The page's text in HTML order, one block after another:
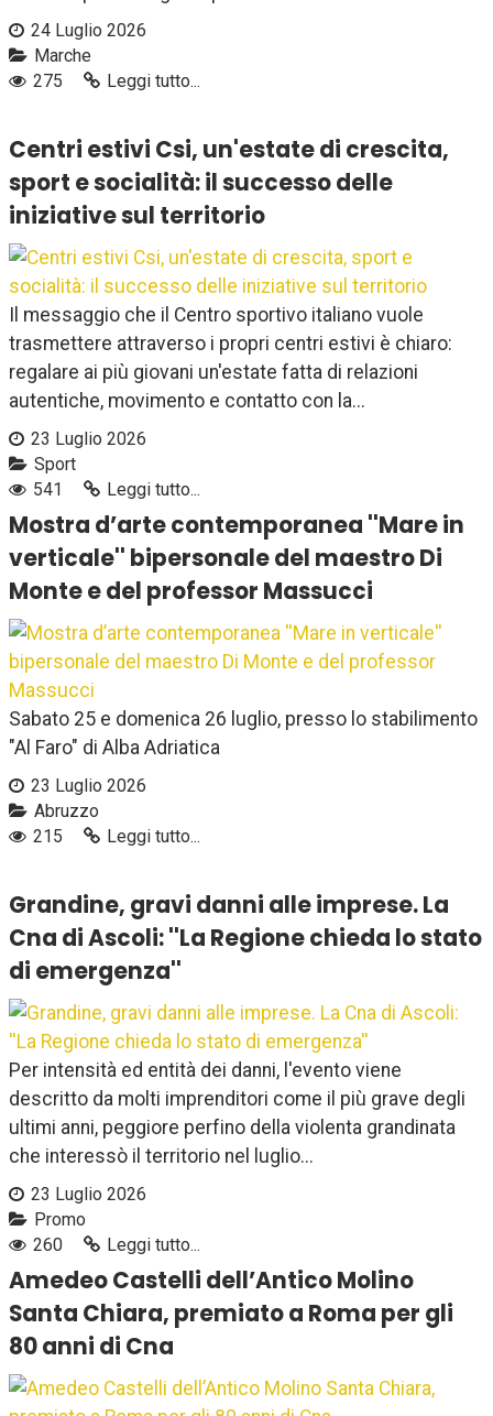
24 Luglio 2026
Marche
275
Leggi tutto...
Centri estivi Csi, un'estate di crescita,
sport e socialità: il successo delle
iniziative sul territorio
Il messaggio che il Centro sportivo italiano vuole
trasmettere attraverso i propri centri estivi è chiaro:
regalare ai più giovani un'estate fatta di relazioni
autentiche, movimento e contatto con la...
23 Luglio 2026
Sport
541
Leggi tutto...
Mostra d’arte contemporanea ''Mare in
verticale'' bipersonale del maestro Di
Monte e del professor Massucci
Sabato 25 e domenica 26 luglio, presso lo stabilimento
"Al Faro" di Alba Adriatica
23 Luglio 2026
Abruzzo
215
Leggi tutto...
Grandine, gravi danni alle imprese. La
Cna di Ascoli: ''La Regione chieda lo stato
di emergenza''
Per intensità ed entità dei danni, l'evento viene
descritto da molti imprenditori come il più grave degli
ultimi anni, peggiore perfino della violenta grandinata
che interessò il territorio nel luglio...
23 Luglio 2026
Promo
260
Leggi tutto...
Amedeo Castelli dell’Antico Molino
Santa Chiara, premiato a Roma per gli
80 anni di Cna